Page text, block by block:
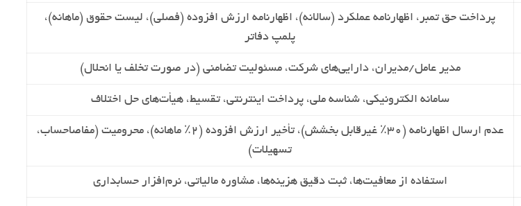
پرداخت حق تمبر، اظهارنامه عملکرد (سالانه)، اظهارنامه ارزش افزوده (فصلی)، لیست حقوق (ماهانه)،
پلمپ دفاتر
مدیر عامل/مدیران، دارایی‌های شرکت، مسئولیت تضامنی (در صورت تخلف یا انحلال)
سامانه الکترونیکی، شناسه ملی، پرداخت اینترنتی، تقسیط، هیأت‌های حل اختلاف
عدم ارسال اظهارنامه (۳۰٪ غیرقابل بخشش)، تأخیر ارزش افزوده (۲٪ ماهانه)، محرومیت (مفاصاحساب،
تسهیلات)
استفاده از معافیت‌ها، ثبت دقیق هزینه‌ها، مشاوره مالیاتی، نرم‌افزار حسابداری